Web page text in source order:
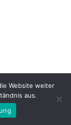
Website weiter
aus.